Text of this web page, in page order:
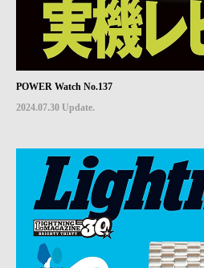
POWER Watch No.137
2024.07.30 Update.